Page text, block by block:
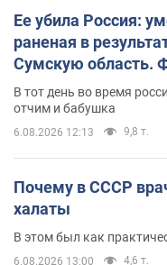
Ее убила Россия:
раненая в
Сумскую область.
В тот день во время
отчим и бабушка
6.08.2026 12:13 9,8 т.
Почему в СССР
халаты
В этом был как
6.08.2026 13:00 4,6 т.